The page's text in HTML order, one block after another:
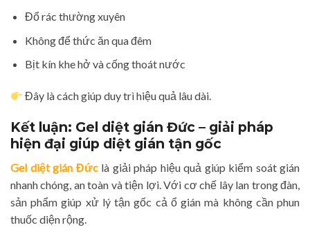
Đổ rác thường xuyên
Không để thức ăn qua đêm
Bịt kín khe hở và cống thoát nước
Đây là cách giúp duy trì hiệu quả lâu dài.
Kết luận: Gel diệt gián Đức – giải pháp
hiện đại giúp diệt gián tận gốc
Gel diệt gián Đức là giải pháp hiệu quả giúp kiểm soát gián
nhanh chóng, an toàn và tiện lợi. Với cơ chế lây lan trong đàn,
sản phẩm giúp xử lý tận gốc cả ổ gián mà không cần phun
thuốc diện rộng.